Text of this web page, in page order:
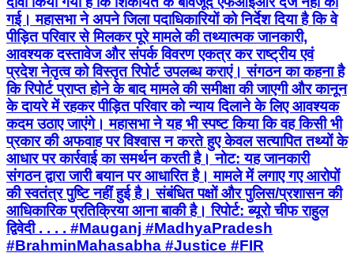
गई। महासभा ने अपने जिला पदाधिकारियों को निर्देश दिया है कि वे
पीड़ित परिवार से मिलकर पूरे मामले की तथ्यात्मक जानकारी,
आवश्यक दस्तावेज और संपर्क विवरण एकत्र कर राष्ट्रीय एवं
प्रदेश नेतृत्व को विस्तृत रिपोर्ट उपलब्ध कराएं। संगठन का कहना है
कि रिपोर्ट प्राप्त होने के बाद मामले की समीक्षा की जाएगी और कानून
के दायरे में रहकर पीड़ित परिवार को न्याय दिलाने के लिए आवश्यक
कदम उठाए जाएंगे। महासभा ने यह भी स्पष्ट किया कि वह किसी भी
प्रकार की अफवाह पर विश्वास न करते हुए केवल सत्यापित तथ्यों के
आधार पर कार्रवाई का समर्थन करती है। नोट: यह जानकारी
संगठन द्वारा जारी बयान पर आधारित है। मामले में लगाए गए आरोपों
की स्वतंत्र पुष्टि नहीं हुई है। संबंधित पक्षों और पुलिस/प्रशासन की
आधिकारिक प्रतिक्रिया आना बाकी है। रिपोर्ट: ब्यूरो चीफ राहुल
द्विवेदी . . . . #Mauganj #MadhyaPradesh
#BrahminMahasabha #Justice #FIR